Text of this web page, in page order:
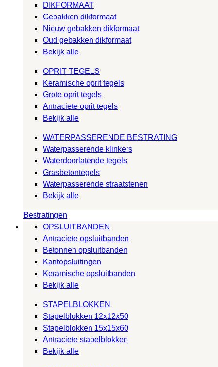
DIKFORMAAT
Gebakken dikformaat
Nieuw gebakken dikformaat
Oud gebakken dikformaat
Bekijk alle
OPRIT TEGELS
Keramische oprit tegels
Grote oprit tegels
Antraciete oprit tegels
Bekijk alle
WATERPASSERENDE BESTRATING
Waterpasserende klinkers
Waterdoorlatende tegels
Grasbetontegels
Waterpasserende straatstenen
Bekijk alle
Bestratingen
OPSLUITBANDEN
Antraciete opsluitbanden
Betonnen opsluitbanden
Kantopsluitingen
Keramische opsluitbanden
Bekijk alle
STAPELBLOKKEN
Stapelblokken 12x12x50
Stapelblokken 15x15x60
Antraciete stapelblokken
Bekijk alle